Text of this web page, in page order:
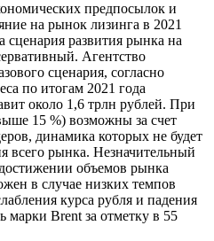
предпосылок и
на рынок лизинга в 2021
сценария развития рынка на
Агентство
сценария, согласно
по итогам 2021 года
около 1,6 трлн рублей. При
15 %) возможны за счет
динамика которых не будет
всего рынка. Незначительный
объемов рынка
в случае низких темпов
курса рубля и падения
марки Brent за отметку в 55